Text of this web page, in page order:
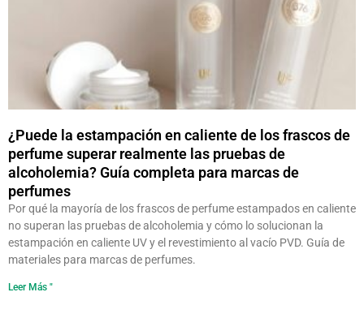
¿Puede la estampación en caliente de los frascos de
perfume superar realmente las pruebas de
alcoholemia? Guía completa para marcas de
perfumes
Por qué la mayoría de los frascos de perfume estampados en caliente
no superan las pruebas de alcoholemia y cómo lo solucionan la
estampación en caliente UV y el revestimiento al vacío PVD. Guía de
materiales para marcas de perfumes.
Leer Más "